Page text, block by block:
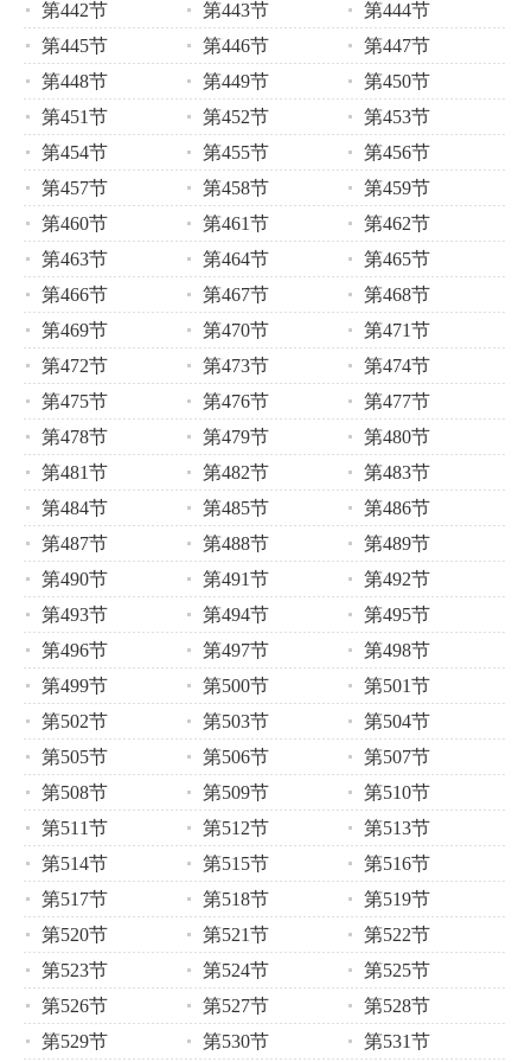
第442节 第443节
第444节
第445节
第446节
第447节
第448节
第449节
第450节
第451节
第452节
第453节
第454节
第455节
第456节
第457节
第458节
第459节
第460节
第461节
第462节
第463节
第464节
第465节
第466节
第467节
第468节
第469节
第470节
第471节
第472节
第473节
第474节
第475节
第476节
第477节
第478节
第479节
第480节
第481节
第482节
第483节
第484节
第485节
第486节
第487节
第488节
第489节
第490节
第491节
第492节
第493节
第494节
第495节
第496节
第497节
第498节
第499节
第500节
第501节
第502节
第503节
第504节
第505节
第506节
第507节
第508节
第509节
第510节
第511节
第512节
第513节
第514节
第515节
第516节
第517节
第518节
第519节
第520节
第521节
第522节
第523节
第524节
第525节
第526节
第527节
第528节
第529节
第530节 第531节